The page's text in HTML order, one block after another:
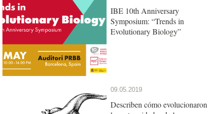
IBE 10th Anniversary
Symposium: “Trends in
Evolutionary Biology”
09.05.2019
Describen cómo evolucionaron